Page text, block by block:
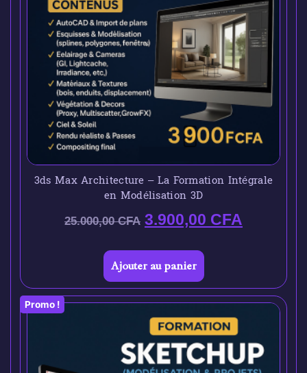
3ds Max Architecture – La Formation Intégrale
en Modélisation 3D
25.000,00CFA 3.900,00 CFA
Ajouter au panier
Promo !